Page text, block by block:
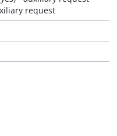
request